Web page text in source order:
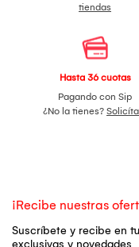
tiendas
Hasta 36 cuotas
Pagando con Sip
¿No la tienes?
¡Recibe nuestras
Suscríbete y recibe en
exclusivas y novedades